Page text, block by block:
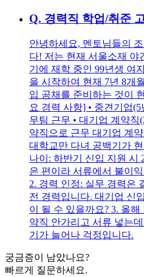
Q. 경력직 학업/취준
안녕하세요, 멘토님들의
다! 저는 현재 서울소재 야
기에 재학 중인 99년생 여
을 시작하여 현재 7년 8개
입 공채를 준비하는 것이
요 경력 사항] • 중견기업
무팀 근무 • 대기업 계약직
약직으로 근무 대기업 계
대학교만 다녀 공백기가
나이: 하반기 신입 지원 시
은 편이라 서류에서 불이
2. 경력 인정: 실무 경력은
전 경력입니다. 대기업 신
이 될 수 있을까요? 3. 올
약직 안가리고 서류 넣는
기가 늘어나 걱정입니다.
궁금증이 남았나요?
빠르게 질문하세요.